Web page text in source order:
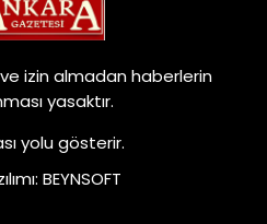
izin almadan haberlerin
yasaktır.
yolu gösterir.
: BEYNSOFT